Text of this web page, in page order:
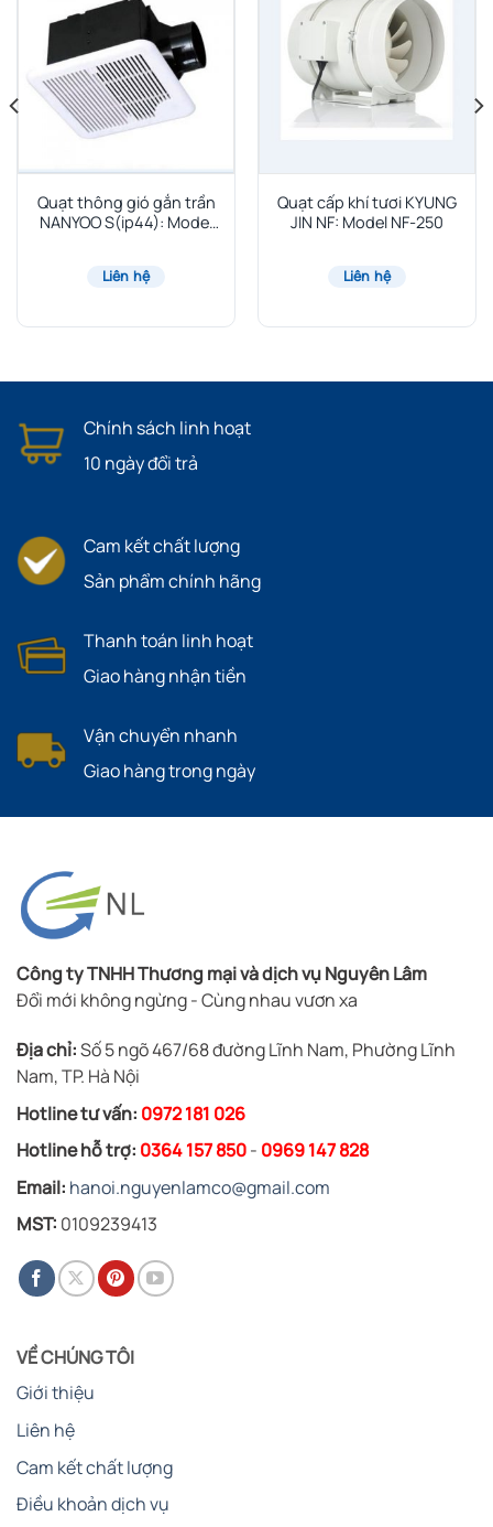
Quạt thông gió gắn trần
NANYOO S(ip44): Model
Liên hệ
Quạt cấp khí tươi KYUNG
JIN NF: Model NF-250
Liên hệ
Chính sách linh hoạt
10 ngày đổi trả
Cam kết chất lượng
Sản phẩm chính hãng
Thanh toán linh hoạt
Giao hàng nhận tiền
Vận chuyển nhanh
Giao hàng trong ngày
Công ty TNHH Thương mại và dịch vụ Nguyên Lâm
Đổi mới không ngừng - Cùng nhau vươn xa
Địa chỉ:Số 5 ngõ 467/68 đường Lĩnh Nam, Phường Lĩnh
Nam, TP. Hà Nội
Hotline tư vấn: 0972 181 026
Hotline hỗ trợ: 0364 157 850- 0969 147 828
Email: hanoi.nguyenlamco@gmail.com
MST: 0109239413
VỀ CHÚNG TÔI
Giới thiệu
Liên hệ
Cam kết chất lượng
Điều khoản dịch vụ